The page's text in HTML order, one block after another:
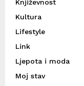
Književnost
Kultura
Lifestyle
Link
Ljepota i moda
Moj stav